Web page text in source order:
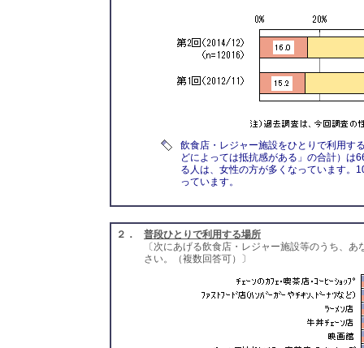
飲食店・レジャー施設をひとりで利用す
どによっては抵抗感がある」の合計）は
る人は、女性の方が多くなっています。
っています。
２．
普段ひとりで利用する場所
〔次にあげる飲食店・レジャー施設等のうち、
さい。（複数回答可）〕